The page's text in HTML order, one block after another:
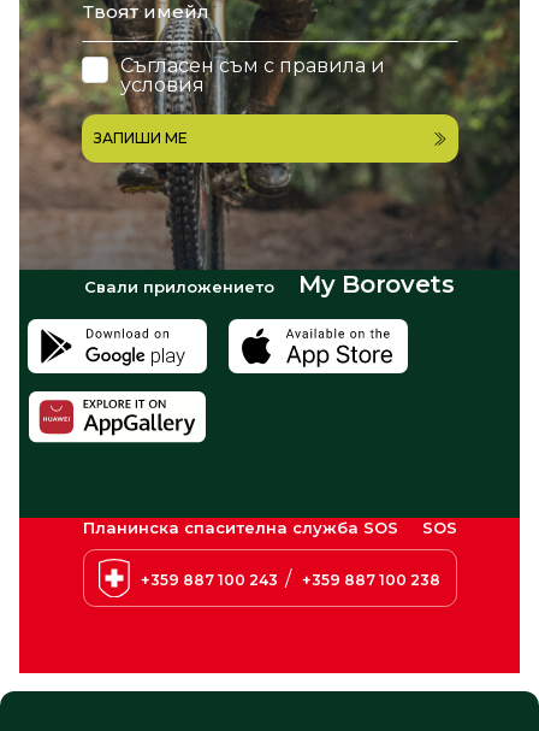
Съгласен съм с правила и
условия
ЗАПИШИ МЕ
Свали приложението My Borovets
Планинска спасителна служба SOS SOS
+359 887 100 243 / +359 887 100 238